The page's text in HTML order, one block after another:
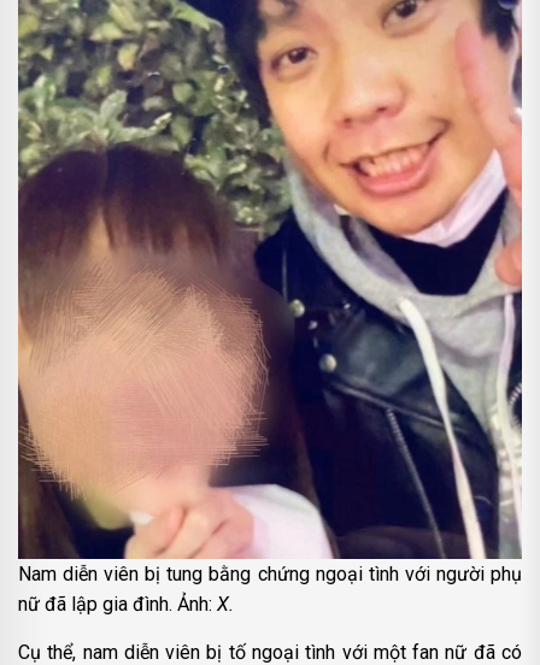
Nam diễn viên bị tung bằng chứng ngoại tình với người phụ
nữ đã lập gia đình. Ảnh: X.
Cụ thể, nam diễn viên bị tố ngoại tình với một fan nữ đã có